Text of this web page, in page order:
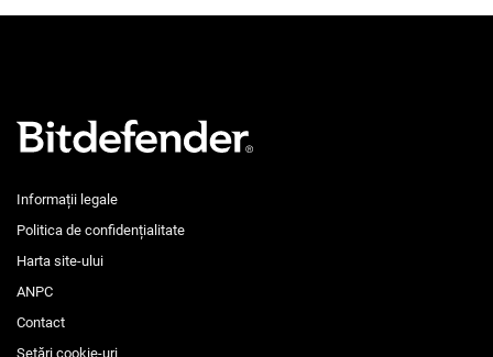
Informații legale
Politica de confidențialitate
Harta site-ului
ANPC
Contact
Setări cookie-uri